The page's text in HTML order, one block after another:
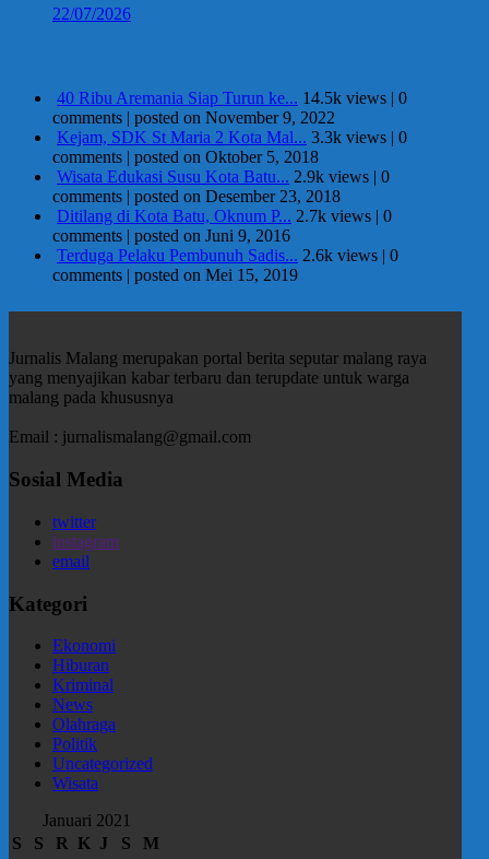
22/07/2026
40 Ribu Aremania Siap Turun ke... 14.5k views
0
comments
posted on November 9, 2022
Kejam, SDK St Maria 2 Kota Mal... 3.3k views
0
comments
posted on Oktober 5, 2018
Wisata Edukasi Susu Kota Batu... 2.9k views
0
comments
posted on Desember 23, 2018
Ditilang di Kota Batu, Oknum P... 2.7k views
0
comments
posted on Juni 9, 2016
Terduga Pelaku Pembunuh Sadis... 2.6k views
0
comments
posted on Mei 15, 2019
Jurnalis Malang merupakan portal berita seputar malang raya
yang menyajikan kabar terbaru dan terupdate untuk warga
malang pada khususnya
Email : jurnalismalang@gmail.com
Sosial Media
twitter
instagram
email
Kategori
Ekonomi
Hiburan
Kriminal
News
Olahraga
Politik
Uncategorized
Wisata
Januari 2021
S
S R K J S
M